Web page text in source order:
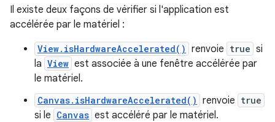
Il existe deux façons de vérifier si l'application est
accélérée par le matériel :
View.isHardwareAccelerated() renvoie true si
la View est associée à une fenêtre accélérée par
le matériel.
Canvas.isHardwareAccelerated() renvoie true
si le Canvas est accéléré par le matériel.